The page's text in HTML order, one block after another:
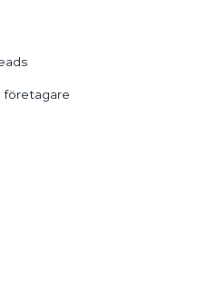
företagare